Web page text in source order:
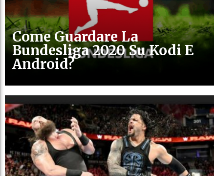
Come Guardare La
Bundesliga 2020 Su Kodi E
Android?